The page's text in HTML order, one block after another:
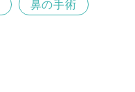
鼻の手術